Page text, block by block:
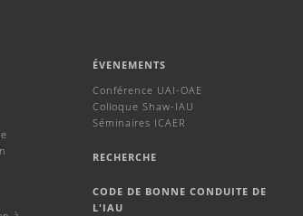
ÉVENEMENTS
Conférence UAI-OAE
Colloque Shaw-IAU
Séminaires ICAER
RECHERCHE
CODE DE BONNE CONDUITE DE
L'IAU